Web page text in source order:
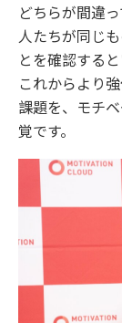
どちらが間違
人たちが同じ
とを確認する
これからより
課題を、モチ
覚です。